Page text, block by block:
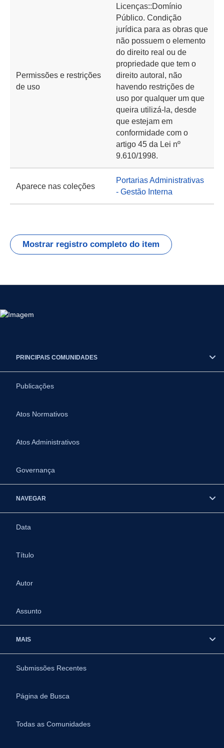
Permissões e restrições
de uso
Licenças::Domínio
Público. Condição
jurídica para as obras que
não possuem o elemento
do direito real ou de
propriedade que tem o
direito autoral, não
havendo restrições de
uso por qualquer um que
queira utilizá-la, desde
que estejam em
conformidade com o
artigo 45 da Lei nº
9.610/1998.
Aparece nas coleções
Portarias Administrativas
- Gestão Interna
Mostrar registro completo do item
PRINCIPAIS COMUNIDADES
Publicações
Atos Normativos
Atos Administrativos
Governança
NAVEGAR
Data
Título
Autor
Assunto
MAIS
Submissões Recentes
Página de Busca
Todas as Comunidades